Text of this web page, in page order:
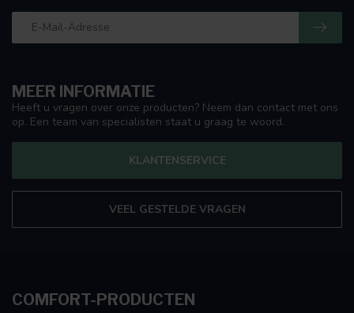
MEER INFORMATIE
Heeft u vragen over onze producten? Neem dan contact met ons
op. Een team van specialisten staat u graag te woord.
KLANTENSERVICE
VEEL GESTELDE VRAGEN
COMFORT-PRODUCTEN